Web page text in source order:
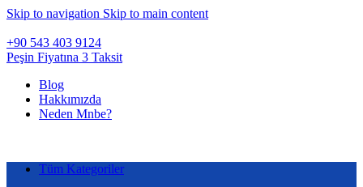
Skip to navigation Skip to main content
+90 543 403 9124
Peşin Fiyatına 3 Taksit
Blog
Hakkımızda
Neden Mnbe?
Tüm Kategoriler